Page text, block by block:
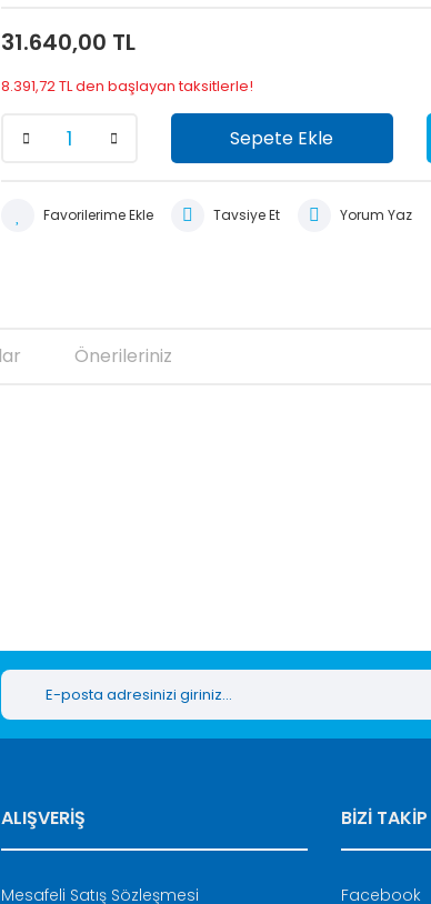
31.640,00 TL
8.391,72 TL den başlayan taksitlerle!
Sepete Ekle
Tavsiye Et Yorum Yaz
Önerileriniz
ALIŞVERİŞ
Mesafeli Satış Sözleşmesi
BİZİ
Facebook